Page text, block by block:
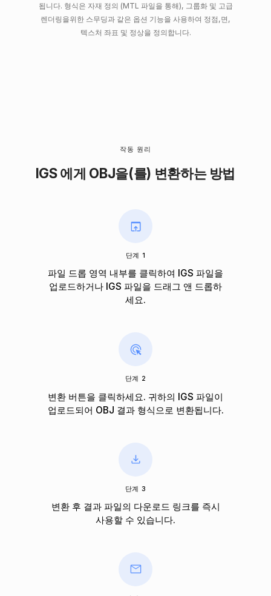
됩니다. 형식은 자재 정의 (MTL 파일을 통해), 그룹화 및 고급
렌더링을위한 스무딩과 같은 옵션 기능을 사용하여 정점,면,
텍스처 좌표 및 정상을 정의합니다.
작동 원리
IGS 에게 OBJ을(를) 변환하는 방법
단계 1
파일 드롭 영역 내부를 클릭하여 IGS 파일을
업로드하거나 IGS 파일을 드래그 앤 드롭하
세요.
단계 2
변환 버튼을 클릭하세요. 귀하의 IGS 파일이
업로드되어 OBJ 결과 형식으로 변환됩니다.
단계 3
변환 후 결과 파일의 다운로드 링크를 즉시
사용할 수 있습니다.